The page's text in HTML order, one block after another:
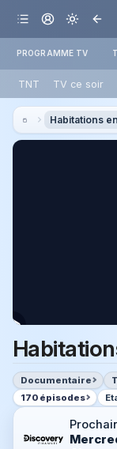
PROGRAMME TV
TNT TV ce soir
Habitations
Documentaire
170 épisodes